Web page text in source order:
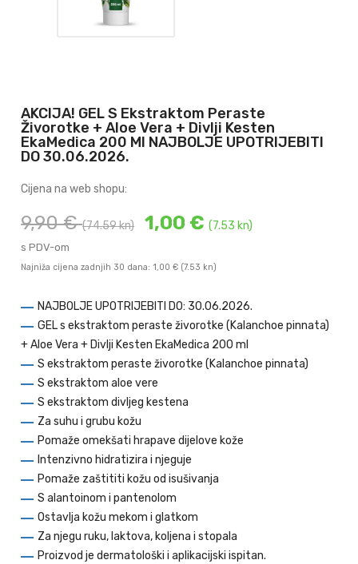
AKCIJA! GEL S Ekstraktom Peraste
Živorotke + Aloe Vera + Divlji Kesten
EkaMedica 200 Ml NAJBOLJE UPOTRIJEBITI
DO 30.06.2026.
Cijena na web shopu:
9,90 €(74.59 kn) 1,00 €(7.53 kn)
s PDV-om
Najniža cijena zadnjih 30 dana: 1,00 € (7.53 kn)
NAJBOLJE UPOTRIJEBITI DO: 30.06.2026.
GEL s ekstraktom peraste živorotke (Kalanchoe pinnata)
+ Aloe Vera + Divlji Kesten EkaMedica 200 ml
S ekstraktom peraste živorotke (Kalanchoe pinnata)
S ekstraktom aloe vere
S ekstraktom divljeg kestena
Za suhu i grubu kožu
Pomaže omekšati hrapave dijelove kože
Intenzivno hidratizira i njeguje
Pomaže zaštititi kožu od isušivanja
S alantoinom i pantenolom
Ostavlja kožu mekom i glatkom
Za njegu ruku, laktova, koljena i stopala
Proizvod je dermatološki i aplikacijski ispitan.